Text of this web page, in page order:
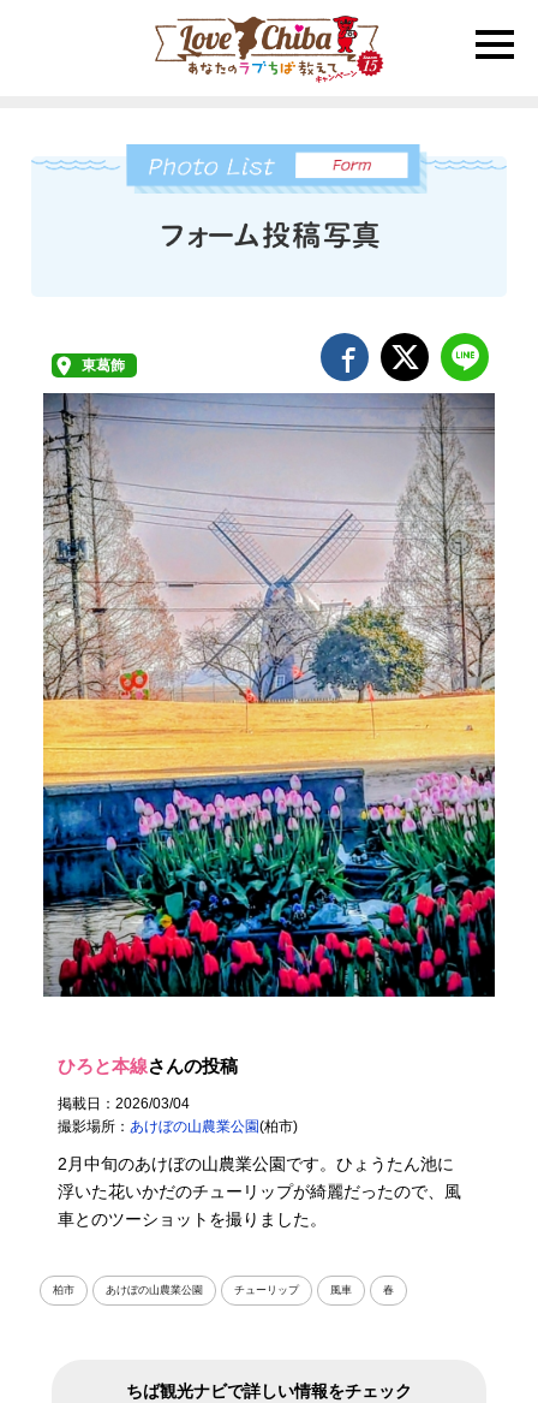
toggle
東葛飾
ひろと本線さんの投稿
掲載日：2026/03/04
撮影場所： あけぼの山農業公園(柏市)
2月中旬のあけぼの山農業公園です。ひょうたん池に
浮いた花いかだのチューリップが綺麗だったので、風
車とのツーショットを撮りました。
柏市 あけぼの山農業公園 チューリップ 風車 春
ちば観光ナビで詳しい情報をチェック